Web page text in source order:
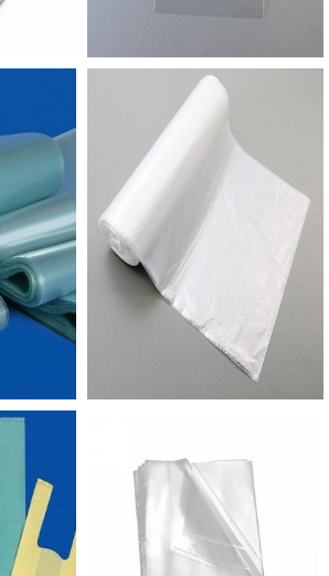
umidade, daí a utilidade da
de opções também trouxe ao
número de fabricantes. Mesmo
uma norma
é função da construtora
isso pode ser feito e
que vão contribuir para
SIMPLES CONSTRUÇÃO
QUALIDADEA Empório do
contratar a produção com
modernas e custos reduzidos.
o mix de sacos a pronta
até em pequenas